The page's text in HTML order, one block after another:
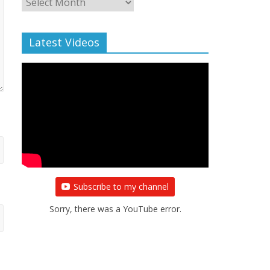
Archive
Latest Videos
Subscribe to my channel
Sorry, there was a YouTube error.